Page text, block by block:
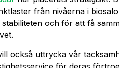
från nivåerna i
och för att få
också uttrycka vår
för deras